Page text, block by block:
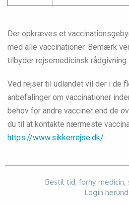
Der opkræves et
med alle vaccinationer. Bemærk
tilbyder rejsemedicinsk rådgivning.
Ved rejser til udlandet vil der i
anbefalinger om vaccinationer
behov for andre vacciner end de
du til at kontakte nærmeste
https://www.sikkerrejse.dk/
Bestil tid, forny
Login